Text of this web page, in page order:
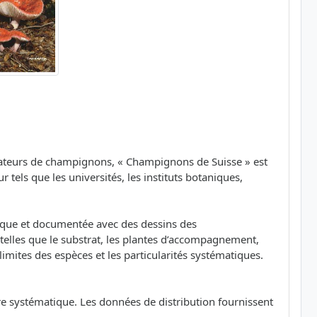
de champignons, « Champignons de Suisse » est
tels que les universités, les instituts botaniques,
et documentée avec des dessins des
que le substrat, les plantes d’accompagnement,
des espèces et les particularités systématiques.
systématique. Les données de distribution fournissent